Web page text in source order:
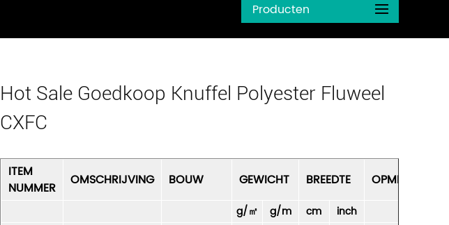
Producten
Hot Sale Goedkoop Knuffel Polyester Fluweel
CXFC
ITEM
NUMMER
OMSCHRIJVING BOUW GEWICHT BREEDTE OPMERKINGEN
g/㎡ g/m cm
inch